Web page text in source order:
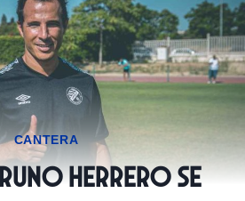
CANTERA
Herrero se